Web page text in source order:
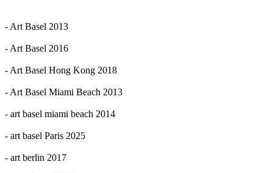
- Art Basel 2013
- Art Basel 2016
- Art Basel Hong Kong 2018
- Art Basel Miami Beach 2013
- art basel miami beach 2014
- art basel Paris 2025
- art berlin 2017